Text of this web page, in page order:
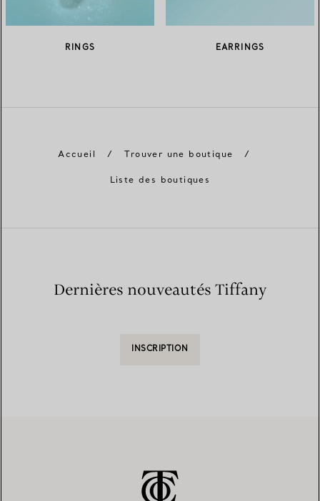
RINGS EARRINGS
Accueil / Trouver une boutique /
Liste des boutiques
Dernières nouveautés Tiffany
INSCRIPTION